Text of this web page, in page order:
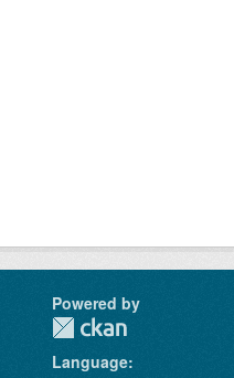
Powered by
Language